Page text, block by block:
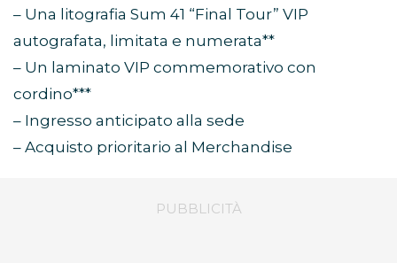
– Una litografia Sum 41 “Final Tour” VIP
autografata, limitata e numerata**
– Un laminato VIP commemorativo con
cordino***
– Ingresso anticipato alla sede
– Acquisto prioritario al Merchandise